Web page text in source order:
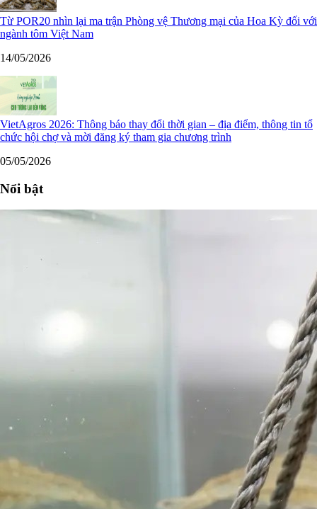
Từ POR20 nhìn lại ma trận Phòng vệ Thương mại của Hoa Kỳ đối với
ngành tôm Việt Nam
14/05/2026
VietAgros 2026: Thông báo thay đổi thời gian – địa điểm, thông tin tổ
chức hội chợ và mời đăng ký tham gia chương trình
05/05/2026
Nổi bật